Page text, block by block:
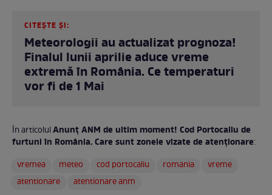
CITEȘTE ȘI:
Meteorologii au actualizat prognoza!
Finalul lunii aprilie aduce vreme
extremă în România. Ce temperaturi
vor fi de 1 Mai
În articolulAnunț ANM de ultim moment! Cod Portocaliu de
furtuni în România. Care sunt zonele vizate de atenționare:
vremea
meteo cod portocaliu romania
vreme
atentionare
atentionare anm